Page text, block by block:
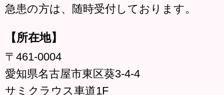
急患の方は、随時受付しております。
【所在地】
〒461-0004
愛知県名古屋市東区葵3-4-4
サミクラウス車道1F